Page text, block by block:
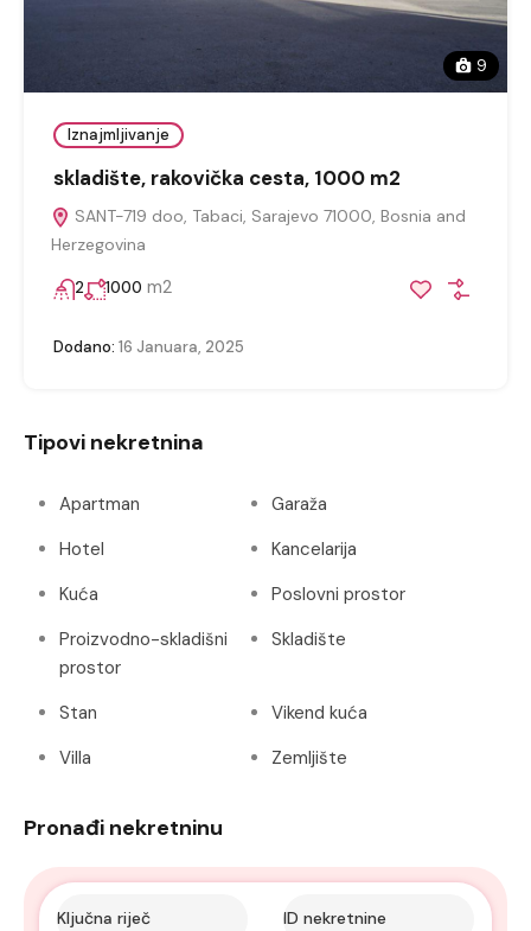
9
Iznajmljivanje
skladište, rakovička cesta, 1000 m2
SANT-719 doo, Tabaci, Sarajevo 71000, Bosnia and
Herzegovina
2 1000 m2
Dodano: 16 Januara, 2025
Tipovi nekretnina
Apartman
Garaža
Hotel
Kancelarija
Kuća
Poslovni prostor
Proizvodno-skladišni
prostor
Skladište
Stan
Vikend kuća
Villa
Zemljište
Pronađi nekretninu